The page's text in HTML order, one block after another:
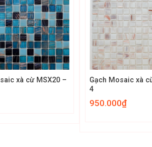
xà cừ MSX20 –
+
Gạch Mosaic xà
4
950.000₫